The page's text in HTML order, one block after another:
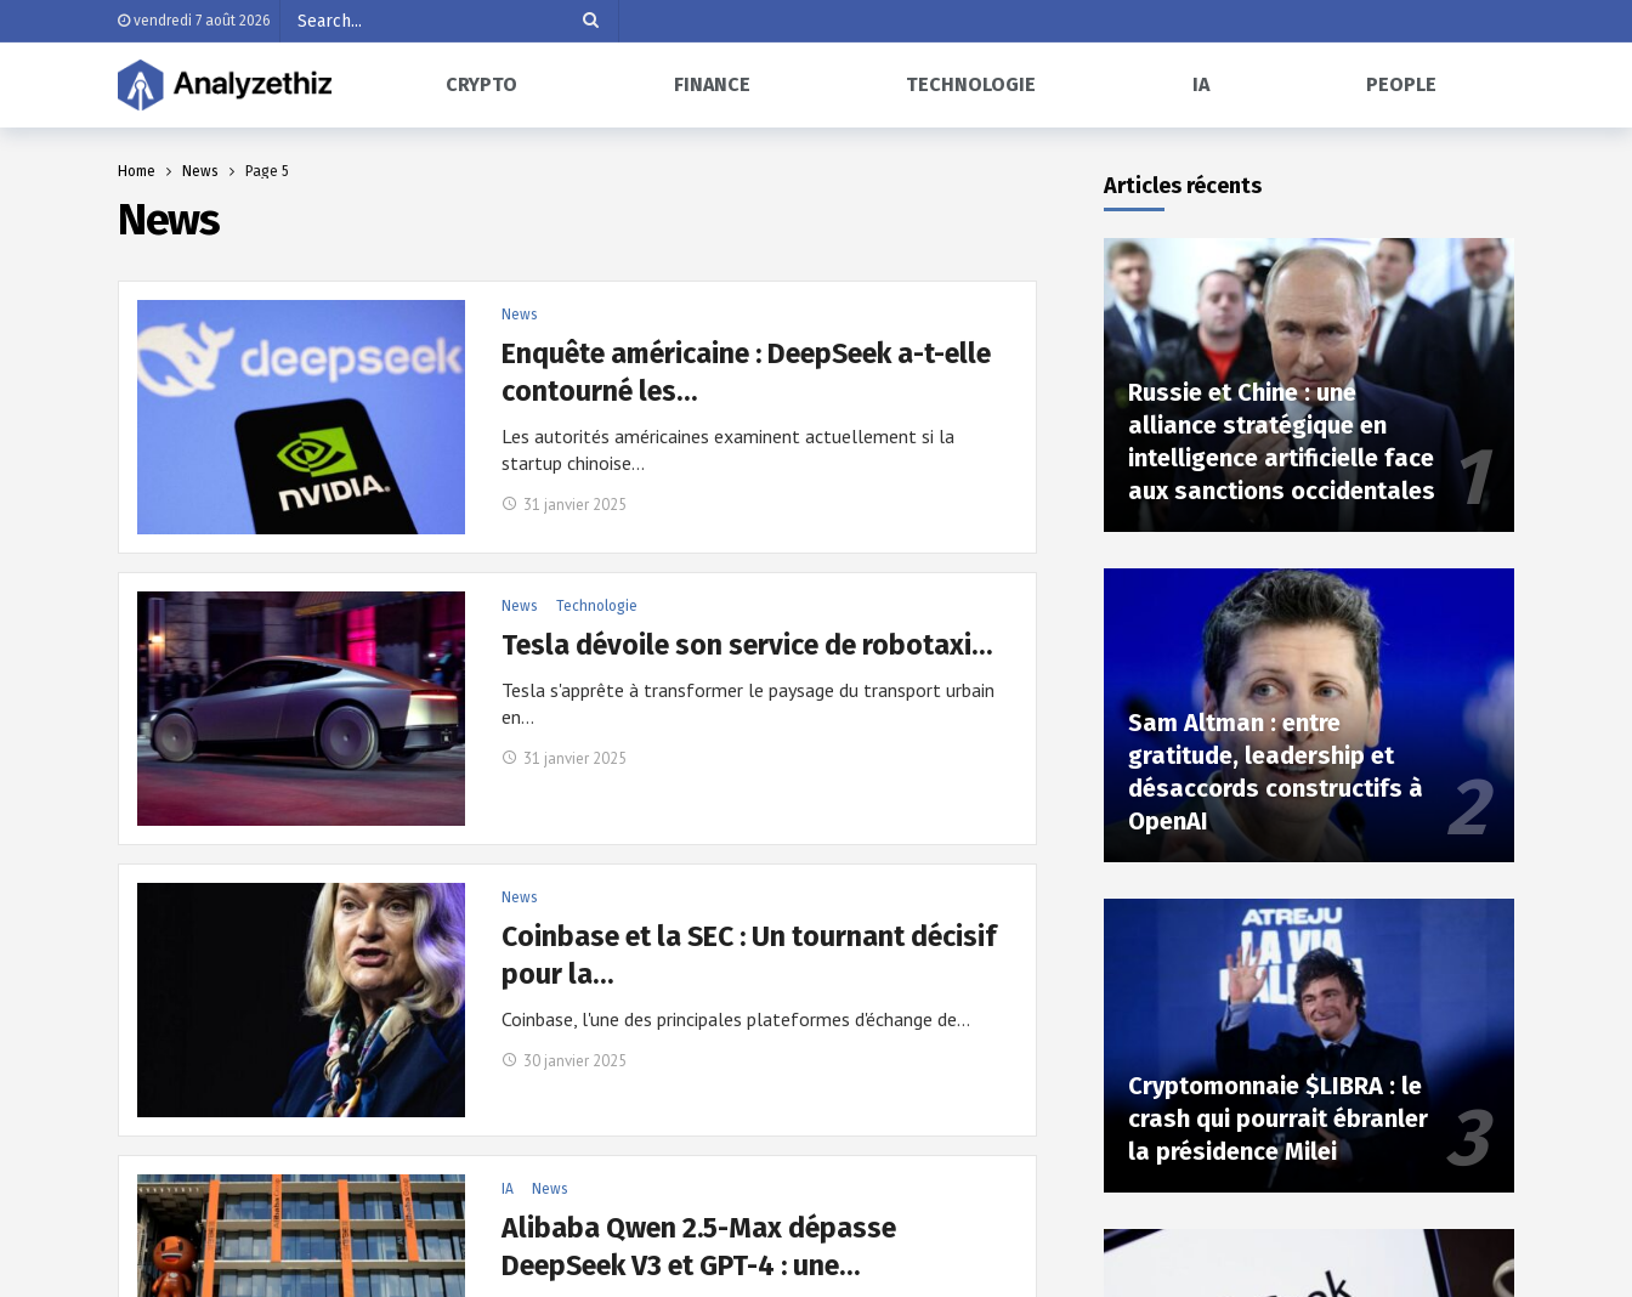
vendredi 7 août 2026
CRYPTO FINANCE TECHNOLOGIE IA PEOPLE
Home News Page 5
News
News
Enquête américaine : DeepSeek a-t-elle
contourné les…
Les autorités américaines examinent actuellement si la
startup chinoise…
31 janvier 2025
News Technologie
Tesla dévoile son service de robotaxi…
Tesla s'apprête à transformer le paysage du transport urbain
en…
31 janvier 2025
News
Coinbase et la SEC : Un tournant décisif
pour la…
Coinbase, l'une des principales plateformes d'échange de…
30 janvier 2025
IA News
Alibaba Qwen 2.5-Max dépasse
DeepSeek V3 et GPT-4 : une…
Articles récents
Russie et Chine : une
alliance stratégique en
intelligence artificielle face
aux sanctions occidentales
Sam Altman : entre
gratitude, leadership et
désaccords constructifs à
OpenAI
Cryptomonnaie $LIBRA : le
crash qui pourrait ébranler
la présidence Milei